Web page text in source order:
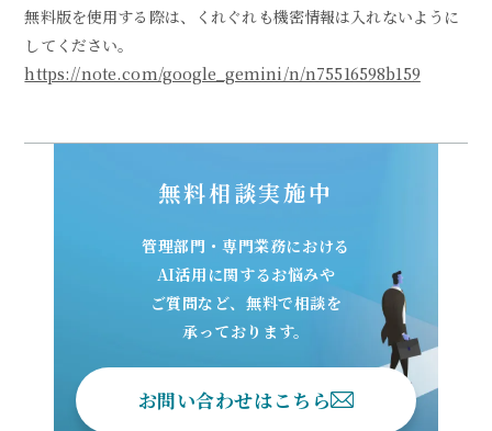
無料版を使用する際は、くれぐれも機密情報は入れないように
してください。
https://note.com/google_gemini/n/n75516598b159
無料相談実施中
管理部門・専門業務における
AI活用に関するお悩みや
ご質問など、無料で相談を
承っております。
お問い合わせはこちら